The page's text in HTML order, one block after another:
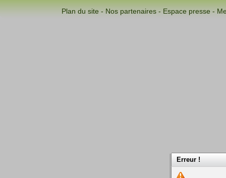
Erreur !
Plan du site - Nos partenaires - Espace presse -